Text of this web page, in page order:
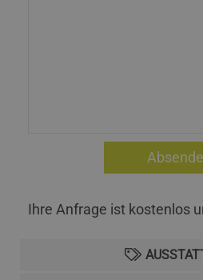
Ihre Anfrage ist kostenlos